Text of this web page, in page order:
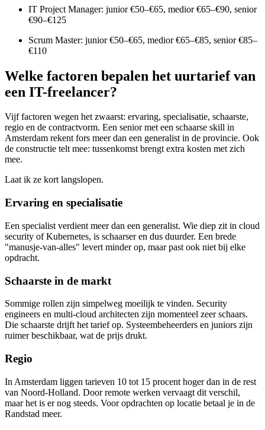
IT Project Manager: junior €50–€65, medior €65–€90, senior
€90–€125
Scrum Master: junior €50–€65, medior €65–€85, senior €85–
€110
Welke factoren bepalen het uurtarief van
een IT-freelancer?
Vijf factoren wegen het zwaarst: ervaring, specialisatie, schaarste,
regio en de contractvorm. Een senior met een schaarse skill in
Amsterdam rekent fors meer dan een generalist in de provincie. Ook
de constructie telt mee: tussenkomst brengt extra kosten met zich
mee.
Laat ik ze kort langslopen.
Ervaring en specialisatie
Een specialist verdient meer dan een generalist. Wie diep zit in cloud
security of Kubernetes, is schaarser en dus duurder. Een brede
"manusje-van-alles" levert minder op, maar past ook niet bij elke
opdracht.
Schaarste in de markt
Sommige rollen zijn simpelweg moeilijk te vinden. Security
engineers en multi-cloud architecten zijn momenteel zeer schaars.
Die schaarste drijft het tarief op. Systeembeheerders en juniors zijn
ruimer beschikbaar, wat de prijs drukt.
Regio
In Amsterdam liggen tarieven 10 tot 15 procent hoger dan in de rest
van Noord-Holland. Door remote werken vervaagt dit verschil,
maar het is er nog steeds. Voor opdrachten op locatie betaal je in de
Randstad meer.